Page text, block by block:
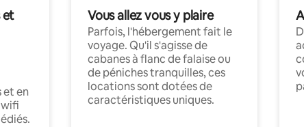
et
et en
Vous allez vous y plaire
Parfois, l'hébergement fait le
voyage. Qu'il s'agisse de
cabanes à flanc de falaise ou
de péniches tranquilles, ces
locations sont dotées de
caractéristiques uniques.